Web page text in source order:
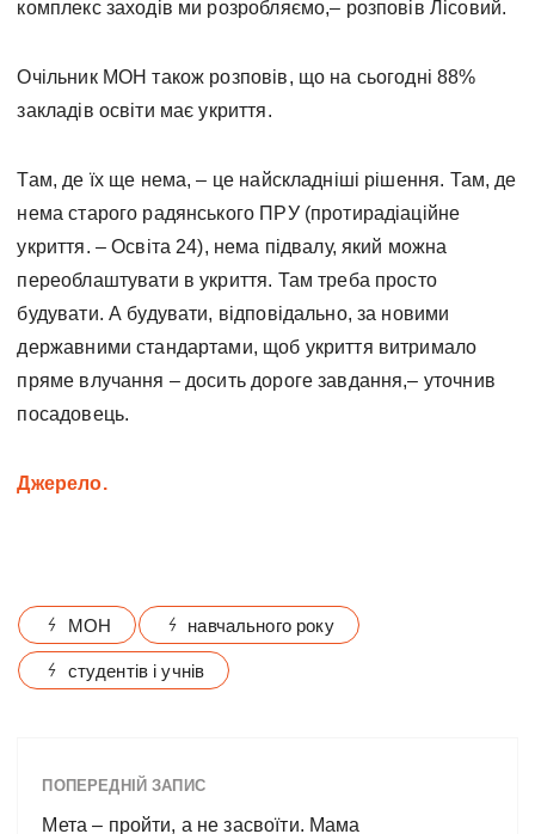
комплекс заходів ми розробляємо,– розповів Лісовий.
Очільник МОН також розповів, що на сьогодні 88%
закладів освіти має укриття.
Там, де їх ще нема, – це найскладніші рішення. Там, де
нема старого радянського ПРУ (протирадіаційне
укриття. – Освіта 24), нема підвалу, який можна
переоблаштувати в укриття. Там треба просто
будувати. А будувати, відповідально, за новими
державними стандартами, щоб укриття витримало
пряме влучання – досить дороге завдання,– уточнив
посадовець.
Джерело.
МОН навчального року
студентів і учнів
ПОПЕРЕДНІЙ ЗАПИС
Мета – пройти, а не засвоїти. Мама